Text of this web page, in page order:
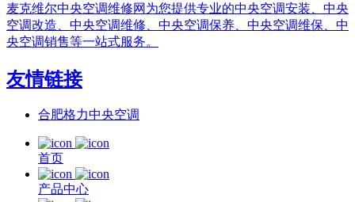
麦克维尔中央空调维修网为您提供专业的中央空调安装、中央
空调改造、中央空调维修、中央空调保养、中央空调维保、中
央空调销售等一站式服务。
友情链接
合肥格力中央空调
首页
产品中心